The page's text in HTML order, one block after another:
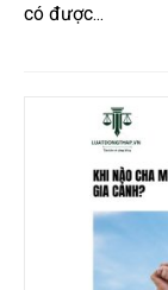
có được...